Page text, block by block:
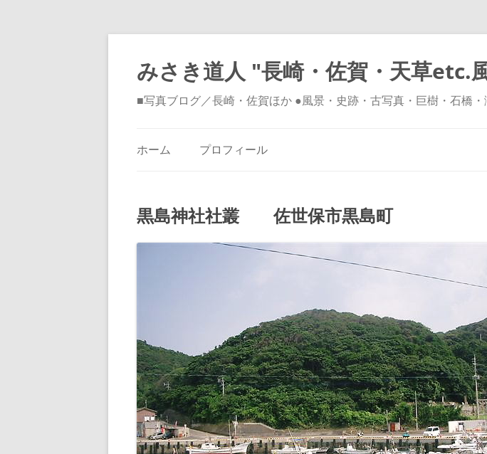
みさき道人 "長崎・佐賀・天草etc.
■写真ブログ／長崎・佐賀ほか ●風景・史跡・古写真・巨樹・石橋
ホーム プロフィール
黒島神社社叢 佐世保市黒島町